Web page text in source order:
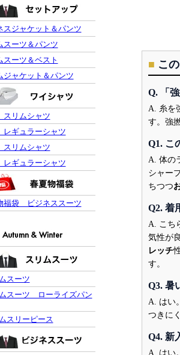
スジャケット＆パンツ
スーツ＆パンツ
スーツ＆ベスト
ジャケット＆パンツ
リムシャツ
ギュラーシャツ
リムシャツ
ギュラーシャツ
福袋 ビジネススーツ
スーツ
スーツ ローライズパン
スリーピース
■ こ
Q. 「
A. 糸を
す。強
Q1. こ
A. 体の
シャー
ちつつ
Q2. 着
A. こち
気性が
レッチ
す。
Q3. 暑
A. はい
つきに
Q4. 新
A. はい